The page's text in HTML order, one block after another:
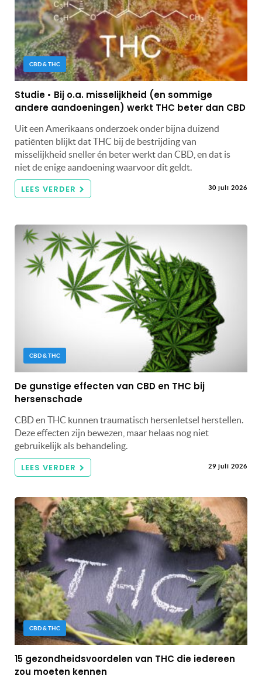
CBD & THC
Studie • Bij o.a. misselijkheid (en sommige
andere aandoeningen) werkt THC beter dan CBD
Uit een Amerikaans onderzoek onder bijna duizend
patiënten blijkt dat THC bij de bestrijding van
misselijkheid sneller én beter werkt dan CBD, en dat is
niet de enige aandoening waarvoor dit geldt.
LEES VERDER 30 juli 2026
CBD & THC
De gunstige effecten van CBD en THC bij
hersenschade
CBD en THC kunnen traumatisch hersenletsel herstellen.
Deze effecten zijn bewezen, maar helaas nog niet
gebruikelijk als behandeling.
LEES VERDER 29 juli 2026
CBD & THC
15 gezondheidsvoordelen van THC die iedereen
zou moeten kennen